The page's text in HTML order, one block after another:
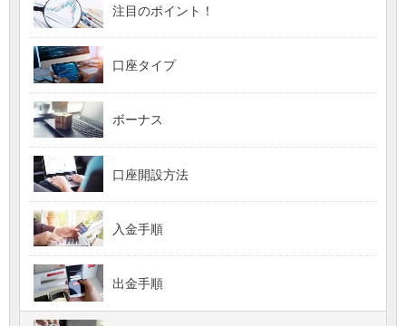
注目のポイント！
口座タイプ
ボーナス
口座開設方法
入金手順
出金手順